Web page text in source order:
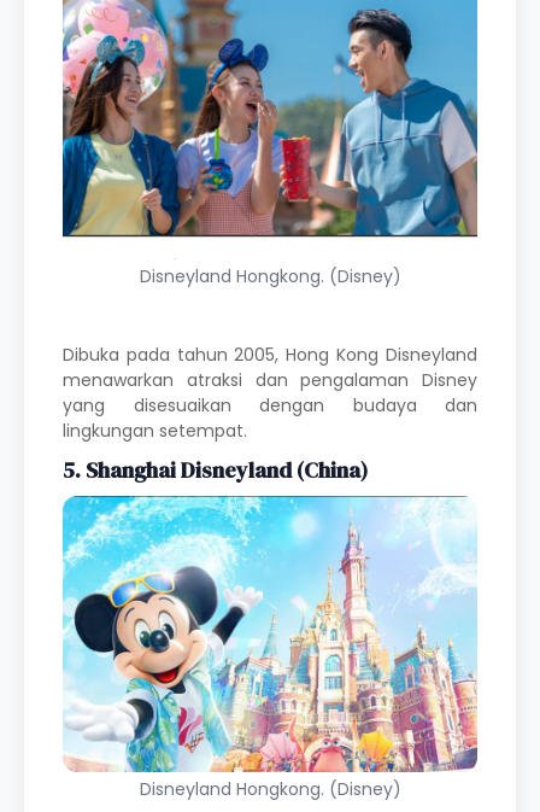
Disneyland Hongkong. (Disney)
Dibuka pada tahun 2005, Hong Kong Disneyland
menawarkan atraksi dan pengalaman Disney
yang disesuaikan dengan budaya dan
lingkungan setempat.
5. Shanghai Disneyland (China)
Disneyland Hongkong. (Disney)